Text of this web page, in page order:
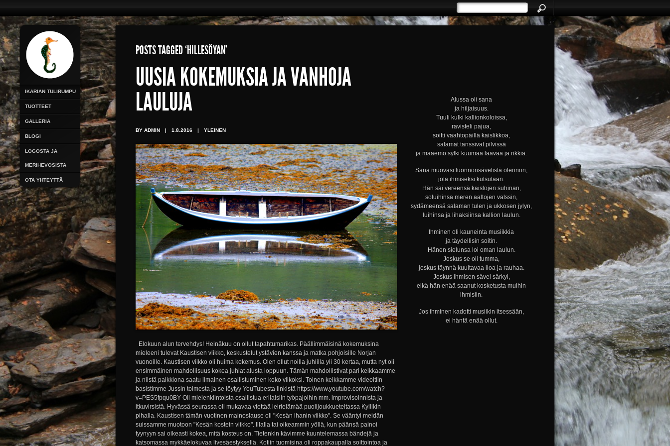
IKARIAN TULIRUMPU
TUOTTEET
GALLERIA
BLOGI
LOGOSTA JA
MERIHEVOSISTA
OTA YHTEYTTÄ
POSTS TAGGED ‘HILLESÖYAN’
Alussa oli sana
ja hiljaisuus.
Tuuli kulki kallionkoloissa,
ravisteli pajua,
soitti vaahtopäillä kaislikkoa,
salamat tanssivat pilvissä
ja maaemo sylki kuumaa laavaa ja rikkiä.
Sana muovasi luonnonsävelistä olennon,
jota ihmiseksi kutsutaan.
Hän sai vereensä kaislojen suhinan,
soluihinsa meren aaltojen valssin,
sydämeensä salaman tulen ja ukkosen jylyn,
luihinsa ja lihaksiinsa kallion laulun.
Ihminen oli kauneinta musiikkia
ja täydellisin soitin.
Hänen sielunsa loi oman laulun.
Joskus se oli tumma,
joskus täynnä kuultavaa iloa ja rauhaa.
Joskus ihmisen sävel särkyi,
eikä hän enää saanut kosketusta muihin
ihmisiin.
Jos ihminen kadotti musiikin itsessään,
ei häntä enää ollut.
UUSIA KOKEMUKSIA JA VANHOJA
LAULUJA
BY ADMIN | 1.8.2016 | YLEINEN
Elokuun alun tervehdys! Heinäkuu on ollut tapahtumarikas. Päällimmäisinä kokemuksina
mieleeni tulevat Kaustisen viikko, keskustelut ystävien kanssa ja matka pohjoisille Norjan
vuonoille. Kaustisen viikko oli huima kokemus. Olen ollut noilla juhlilla yli 30 kertaa, mutta nyt oli
ensimmäinen mahdollisuus kokea juhlat alusta loppuun. Tämän mahdollistivat pari keikkaamme
ja niistä palkkiona saatu ilmainen osallistuminen koko viikoksi. Toinen keikkamme videoitiin
basistimme Jussin toimesta ja se löytyy YouTubesta linkistä https://www.youtube.com/watch?
v=PES5fpqu0BY Oli mielenkiintoista osallistua erilaisiin työpajoihin mm. improvisoinnista ja
itkuvirsistä. Hyvässä seurassa oli mukavaa viettää leirielämää puolijoukkueteltassa Kyllikin
pihalla. Kaustisen tämän vuotinen mainoslause oli "Kesän ihanin viikko". Se vääntyi meidän
suissamme muotoon "Kesän kostein viikko". Illalla tai oikeammin yöllä, kun päänsä painoi
tyynyyn sai oikeasti kokea, mitä kosteus on. Tietenkin kävimme kuuntelemassa bändejä ja
katsomassa mykkäelokuvaa livesäestyksellä. Kotiin tuomisina oli roppakaupalla soittointoa ja